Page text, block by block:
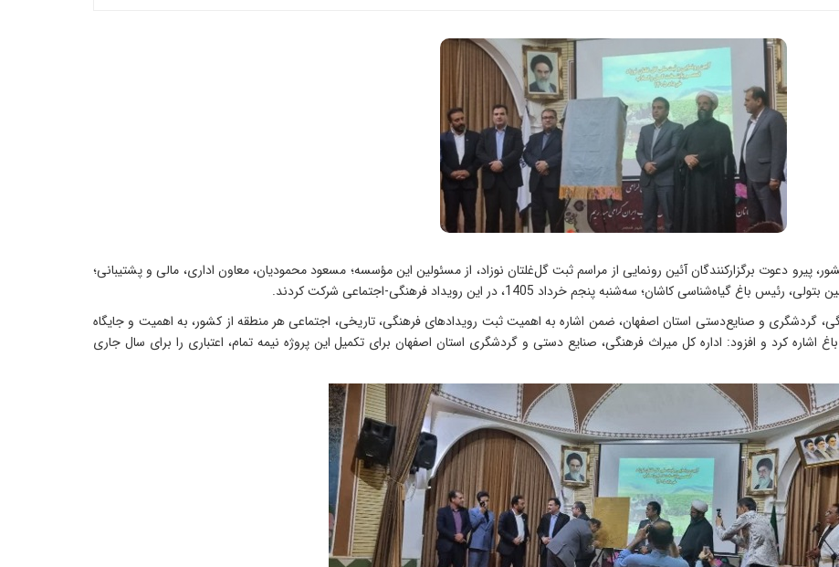
پیرو دعوت برگزارکنندگان آئین رونمایی از مراسم ثبت گل‌غلتان نوزاد، از مسئولین این مؤسسه؛ مسعود محمودیان، معاون اداری، مالی و پشتیبانی؛
کاشان؛ سه‌شنبه پنجم خرداد 1405، در این رویداد فرهنگی-اجتماعی شرکت کردند.
گردشگری و صنایع‌دستی استان اصفهان، ضمن اشاره به اهمیت ثبت رویدادهای فرهنگی، تاریخی، اجتماعی هر منطقه از کشور، به اهمیت و جایگاه
اشاره کرد و افزود: اداره کل میراث فرهنگی، صنایع دستی و گردشگری استان اصفهان برای تکمیل این پروژه نیمه تمام، اعتباری را برای سال جاری